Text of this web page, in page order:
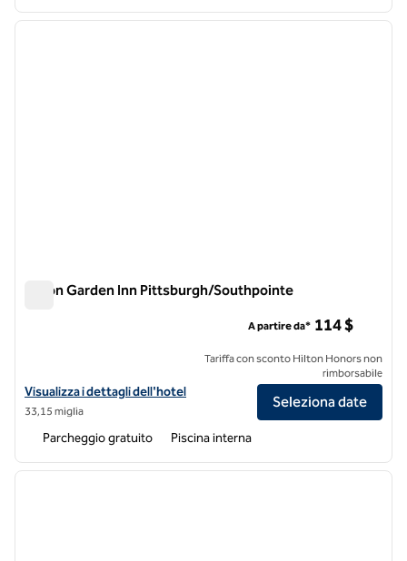
1 di 12
Hilton Garden Inn Pittsburgh/Southpointe
Visualizza i dettagli dell'hotel Hilton Garden Inn Pittsburgh/
Visualizza i dettagli dell'hotel
33,15 miglia
A partire da* 114 $
Tariffa con sconto Hilton Honors non
rimborsabile
Seleziona date
Parcheggio gratuito Piscina interna
1 di 12